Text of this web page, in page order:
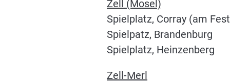
Zell (Mosel)
Spielplatz, Corray (am
Spielpatz, Brandenburg
Spielplatz, Heinzenberg
Zell-Merl